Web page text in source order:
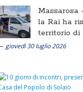
Massarosa
la Rai ha
territorio di
giovedì 30 luglio 2026